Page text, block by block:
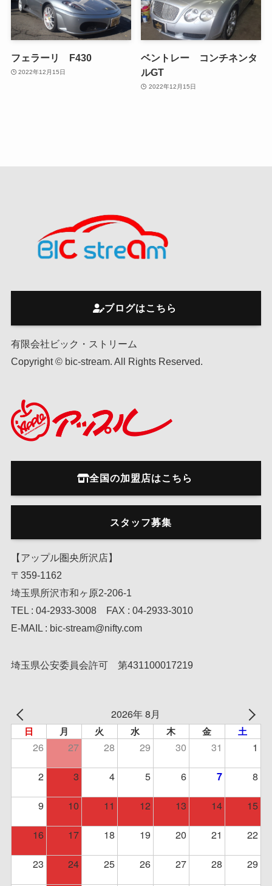
フェラーリ F430
2022年12月15日
ベントレー コンチネンタ
ルGT
2022年12月15日
ブログはこちら
有限会社ビック・ストリーム
Copyright © bic-stream. All Rights Reserved.
全国の加盟店はこちら
スタッフ募集
【アップル圏央所沢店】
〒359-1162
埼玉県所沢市和ヶ原2-206-1
TEL : 04-2933-3008 FAX : 04-2933-3010
E-MAIL : bic-stream@nifty.com
埼玉県公安委員会許可 第431100017219
2026年 8月
日 月 火 水 木 金 土
26 27 28 29 30 31
1
2
3 4 5 6 7
8
9
10 11 12 13 14
15
16
17 18 19 20 21
22
23
24 25 26 27 28
29